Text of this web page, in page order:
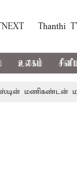
Thanthi
உலகம்